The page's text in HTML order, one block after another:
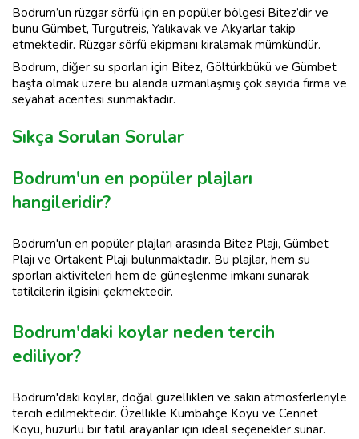
Bodrum’un rüzgar sörfü için en popüler bölgesi Bitez’dir ve
bunu Gümbet, Turgutreis, Yalıkavak ve Akyarlar takip
etmektedir. Rüzgar sörfü ekipmanı kiralamak mümkündür.
Bodrum, diğer su sporları için Bitez, Göltürkbükü ve Gümbet
başta olmak üzere bu alanda uzmanlaşmış çok sayıda firma ve
seyahat acentesi sunmaktadır.
Sıkça Sorulan Sorular
Bodrum'un en popüler plajları
hangileridir?
Bodrum'un en popüler plajları arasında Bitez Plajı, Gümbet
Plajı ve Ortakent Plajı bulunmaktadır. Bu plajlar, hem su
sporları aktiviteleri hem de güneşlenme imkanı sunarak
tatilcilerin ilgisini çekmektedir.
Bodrum'daki koylar neden tercih
ediliyor?
Bodrum'daki koylar, doğal güzellikleri ve sakin atmosferleriyle
tercih edilmektedir. Özellikle Kumbahçe Koyu ve Cennet
Koyu, huzurlu bir tatil arayanlar için ideal seçenekler sunar.